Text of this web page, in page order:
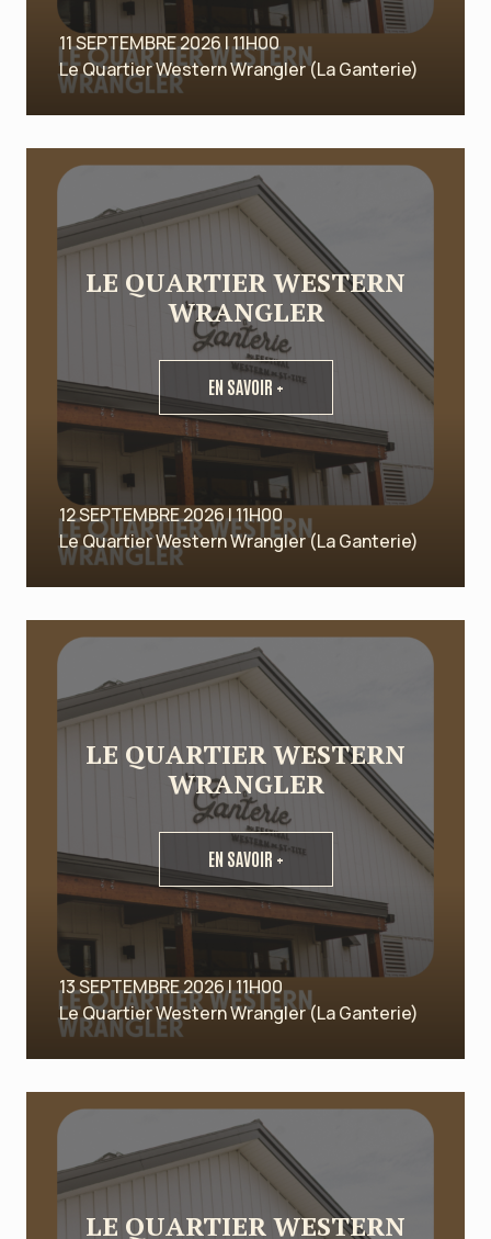
11 SEPTEMBRE 2026 | 11H00
Le Quartier Western Wrangler (La Ganterie)
LE QUARTIER WESTERN
WRANGLER
EN SAVOIR +
12 SEPTEMBRE 2026 | 11H00
Le Quartier Western Wrangler (La Ganterie)
LE QUARTIER WESTERN
WRANGLER
EN SAVOIR +
13 SEPTEMBRE 2026 | 11H00
Le Quartier Western Wrangler (La Ganterie)
LE QUARTIER WESTERN